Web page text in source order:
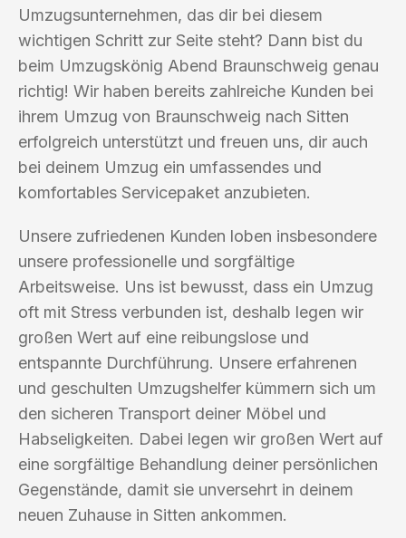
Umzugsunternehmen, das dir bei diesem
wichtigen Schritt zur Seite steht? Dann bist du
beim Umzugskönig Abend Braunschweig genau
richtig! Wir haben bereits zahlreiche Kunden bei
ihrem Umzug von Braunschweig nach Sitten
erfolgreich unterstützt und freuen uns, dir auch
bei deinem Umzug ein umfassendes und
komfortables Servicepaket anzubieten.
Unsere zufriedenen Kunden loben insbesondere
unsere professionelle und sorgfältige
Arbeitsweise. Uns ist bewusst, dass ein Umzug
oft mit Stress verbunden ist, deshalb legen wir
großen Wert auf eine reibungslose und
entspannte Durchführung. Unsere erfahrenen
und geschulten Umzugshelfer kümmern sich um
den sicheren Transport deiner Möbel und
Habseligkeiten. Dabei legen wir großen Wert auf
eine sorgfältige Behandlung deiner persönlichen
Gegenstände, damit sie unversehrt in deinem
neuen Zuhause in Sitten ankommen.